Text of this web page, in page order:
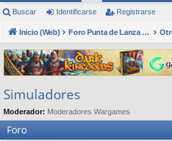
nl
ac
es
rá
pi
do
s
or
os
Buscar Identificarse Registrarse
Inicio (Web) Foro Punta de Lanza Wargames
Simuladores
Moderador: Moderadores Wargames
Foro